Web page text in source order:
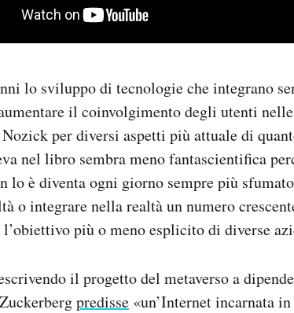
lo sviluppo di tecnologie che integrano
il coinvolgimento degli utenti
per diversi aspetti più attuale di
nel libro sembra meno fantascientifica
lo è diventa ogni giorno sempre più
o integrare nella realtà un numero
l’obiettivo più o meno esplicito di diverse
il progetto del metaverso a
predisse «un’Internet incarnata